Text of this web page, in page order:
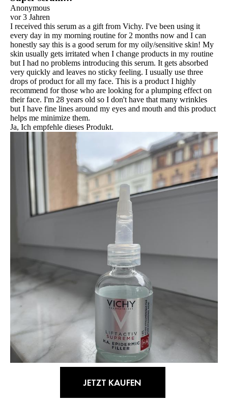
Anonymous
vor 3 Jahren
I received this serum as a gift from Vichy. I've been using it
every day in my morning routine for 2 months now and I can
honestly say this is a good serum for my oily/sensitive skin! My
skin usually gets irritated when I change products in my routine
but I had no problems introducing this serum. It gets absorbed
very quickly and leaves no sticky feeling. I usually use three
drops of product for all my face. This is a product I highly
recommend for those who are looking for a plumping effect on
their face. I'm 28 years old so I don't have that many wrinkles
but I have fine lines around my eyes and mouth and this product
helps me minimize them.
Ja, Ich empfehle dieses Produkt.
JETZT KAUFEN